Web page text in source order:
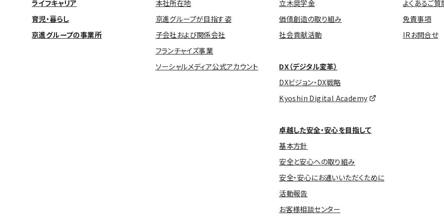
ライフキャリア
育児・暮らし
京進グループの事業所
本社所在地
京進グループが目指す姿
子会社および関係会社
フランチャイズ事業
ソーシャルメディア公式アカウント
立木奨学金
価値創造の取り組み
社会貢献活動
DX（デジタル変革）
DXビジョン・DX戦略
Kyoshin Digital Academy
卓越した安全・安心を目指して
基本方針
安全と安心への取り組み
安全・安心にお通いいただくために
活動報告
お客様相談センター
よくあるご質
免責事項
IRお問合せ